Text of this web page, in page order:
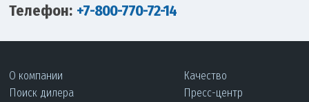
Телефон: +7-800-770-72-14
О компании
Поиск дилера
Качество
Пресс-центр